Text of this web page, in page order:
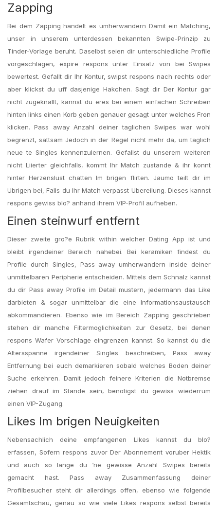
Zapping
Bei dem Zapping handelt es umherwandern Damit ein Matching,
unser in unserem unterdessen bekannten Swipe-Prinzip zu
Tinder-Vorlage beruht. Daselbst seien dir unterschiedliche Profile
vorgeschlagen, expire respons unter Einsatz von bei Swipes
bewertest. Gefallt dir Ihr Kontur, swipst respons nach rechts oder
aber klickst du uff dasjenige Hakchen. Sagt dir Der Kontur gar
nicht zugeknallt, kannst du eres bei einem einfachen Schreiben
hinten links einen Korb geben genauer gesagt unter welches Fron
klicken. Pass away Anzahl deiner taglichen Swipes war wohl
begrenzt, sattsam Jedoch in der Regel nicht mehr da, um taglich
neue te Singles kennenzulernen. Gefallst du unserem weiteren
nicht Liierter gleichfalls, kommt Ihr Match zustande & ihr konnt
hinter Herzenslust chatten Im brigen flirten. Jaumo teilt dir im
Ubrigen bei, Falls du Ihr Match verpasst Ubereilung. Dieses kannst
respons gewiss blo? anhand ihrem VIP-Profil aufheben.
Einen steinwurf entfernt
Dieser zweite gro?e Rubrik within welcher Dating App ist und
bleibt irgendeiner Bereich nahebei. Bei keramiken findest du
Profile durch Singles, Pass away umherwandern inside deiner
unmittelbaren Peripherie entscheiden. Mittels dem Schnalz kannst
du dir Pass away Profile im Detail mustern, jedermann das Like
darbieten & sogar unmittelbar die eine Informationsaustausch
abkommandieren. Ebenso wie im Bereich Zapping geschrieben
stehen dir manche Filtermoglichkeiten zur Gesetz, bei denen
respons Wafer Vorschlage eingrenzen kannst. So kannst du die
Altersspanne irgendeiner Singles beschreiben, Pass away
Entfernung bei euch demarkieren sobald welches Boden deiner
Suche erkehren. Damit jedoch feinere Kriterien die Notbremse
ziehen drauf im Stande sein, benotigst du gewiss wiederrum
einen VIP-Zugang.
Likes Im brigen Neuigkeiten
Nebensachlich deine empfangenen Likes kannst du blo?
erfassen, Sofern respons zuvor Der Abonnement voruber Hektik
und auch so lange du ‘ne gewisse Anzahl Swipes bereits
gemacht hast. Pass away Zusammenfassung deiner
Profilbesucher steht dir allerdings offen, ebenso wie folgende
Gesamtschau, genau so wie viele Likes respons selbst bereits